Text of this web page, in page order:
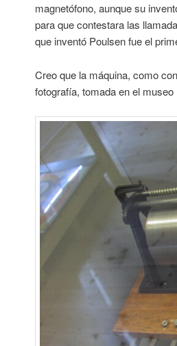
magnetófono, aunque su
para que contestara las
que inventó Poulsen fue el
Creo que la máquina, como
fotografía, tomada en el